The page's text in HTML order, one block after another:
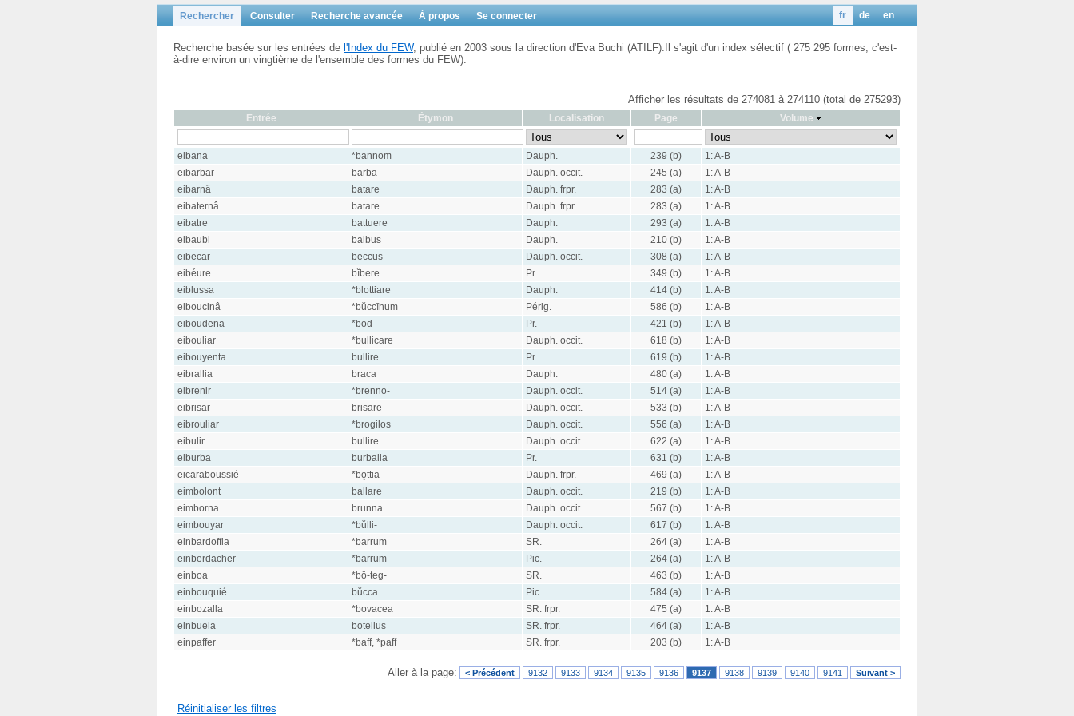
Rechercher Consulter Recherche avancée À propos Se connecter en
de
fr
Recherche basée sur les entrées de l'Index du FEW, publié en 2003 sous la direction d'Eva Buchi (ATILF).Il s'agit d'un index sélectif ( 275 295 formes, c'est-
à-dire environ un vingtième de l'ensemble des formes du FEW).
Afficher les résultats de 274081 à 274110 (total de 275293)
Entrée Étymon Localisation Page Volume
eibana *bannom Dauph. 239 (b)
1: A-B
eibarbar
barba Dauph. occit. 245 (a)
1: A-B
eibarnâ
batare Dauph. frpr. 283 (a)
1: A-B
eibaternâ
batare Dauph. frpr. 283 (a)
1: A-B
eibatre
battuere Dauph. 293 (a)
1: A-B
eibaubi
balbus Dauph. 210 (b)
1: A-B
eibecar
beccus Dauph. occit. 308 (a)
1: A-B
eibéure
bĭbere Pr. 349 (b)
1: A-B
eiblussa
*blottiare Dauph. 414 (b)
1: A-B
eiboucinâ
*bŭccīnum Périg. 586 (b)
1: A-B
eiboudena
*bod- Pr. 421 (b)
1: A-B
eibouliar
*bullicare Dauph. occit. 618 (b)
1: A-B
eibouyenta
bullire Pr. 619 (b)
1: A-B
eibrallia
braca Dauph. 480 (a)
1: A-B
eibrenir
*brenno- Dauph. occit. 514 (a)
1: A-B
eibrisar
brisare Dauph. occit. 533 (b)
1: A-B
eibrouliar
*brogilos Dauph. occit. 556 (a)
1: A-B
eibulir
bullire Dauph. occit. 622 (a)
1: A-B
eiburba
burbalia Pr. 631 (b)
1: A-B
eicaraboussié
*bǫttia Dauph. frpr. 469 (a)
1: A-B
eimbolont
ballare Dauph. occit. 219 (b)
1: A-B
eimborna
brunna Dauph. occit. 567 (b)
1: A-B
eimbouyar
*bŭlli- Dauph. occit. 617 (b)
1: A-B
einbardoffla
*barrum SR. 264 (a)
1: A-B
einberdacher
*barrum Pic. 264 (a)
1: A-B
einboa
*bō-teg- SR. 463 (b)
1: A-B
einbouquié
bŭcca Pic. 584 (a)
1: A-B
einbozalla
*bovacea SR. frpr. 475 (a)
1: A-B
einbuela
botellus SR. frpr. 464 (a)
1: A-B
einpaffer
*baff, *paff SR. frpr. 203 (b) 1: A-B
Aller à la page: < Précédent 9132 9133 9134 9135 9136 9137 9138 9139 9140 9141 Suivant >
Réinitialiser les filtres